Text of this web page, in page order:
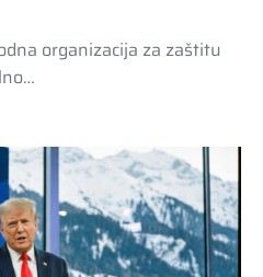
organizacija za zaštitu